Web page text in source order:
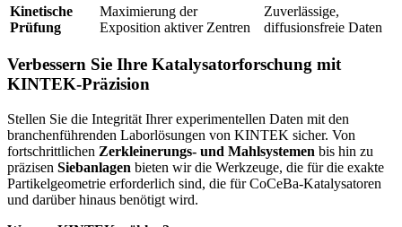
Kinetische
Prüfung
Maximierung der
Exposition aktiver Zentren
Zuverlässige,
diffusionsfreie Daten
Verbessern Sie Ihre Katalysatorforschung mit
KINTEK-Präzision
Stellen Sie die Integrität Ihrer experimentellen Daten mit den
branchenführenden Laborlösungen von KINTEK sicher. Von
fortschrittlichen Zerkleinerungs- und Mahlsystemen bis hin zu
präzisen Siebanlagen bieten wir die Werkzeuge, die für die exakte
Partikelgeometrie erforderlich sind, die für CoCeBa-Katalysatoren
und darüber hinaus benötigt wird.